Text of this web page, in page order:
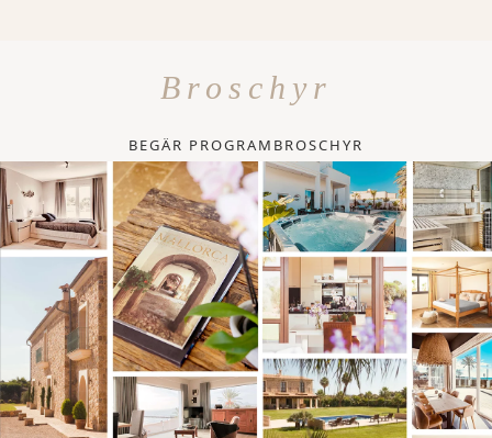
Broschyr
BEGÄR PROGRAMBROSCHYR